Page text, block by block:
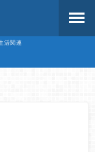
活関連